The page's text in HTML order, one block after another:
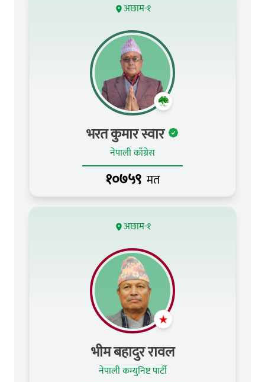
अछाम-१
भरत कुमार स्वार
नेपाली काँग्रेस
१०७५९ मत
अछाम-१
भीम बहादुर रावल
नेपाली कम्युनिष्ट पार्टी